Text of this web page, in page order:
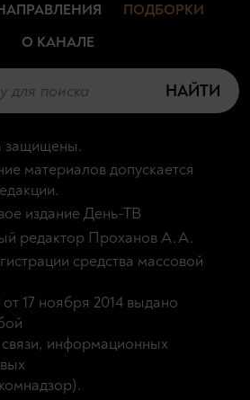
ПОДБОРКИ
О КАНАЛЕ
НАЙТИ
защищены.
материалов допускается
издание День-ТВ
редактор Проханов А.А.
средства массовой
17 ноября 2014 выдано
информационных